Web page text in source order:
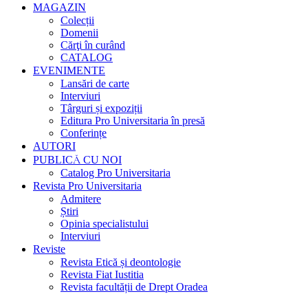
MAGAZIN
Colecții
Domenii
Cărţi în curând
CATALOG
EVENIMENTE
Lansări de carte
Interviuri
Târguri și expoziții
Editura Pro Universitaria în presă
Conferințe
AUTORI
PUBLICĂ CU NOI
Catalog Pro Universitaria
Revista Pro Universitaria
Admitere
Știri
Opinia specialistului
Interviuri
Reviste
Revista Etică și deontologie
Revista Fiat Iustitia
Revista facultății de Drept Oradea